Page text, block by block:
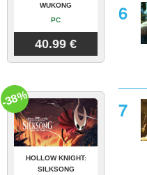
WUKONG
PC
40.99 €
HOLLOW KNIGHT:
SILKSONG
-38%